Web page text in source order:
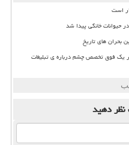
است
حیوانات خانگی پیدا شد
بحران های تاریخ
یک فوق تخصص چشم درباره ی تبلیغات
نظر دهید